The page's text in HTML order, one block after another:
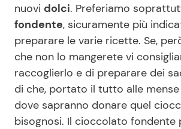
nuovi dolci. Preferiamo
fondente, sicuramente più
preparare le varie ricette. Se,
che non lo mangerete vi
raccoglierlo e di preparare dei
di che, portato il tutto alle mense
dove sapranno donare quel
bisognosi. Il cioccolato fondente